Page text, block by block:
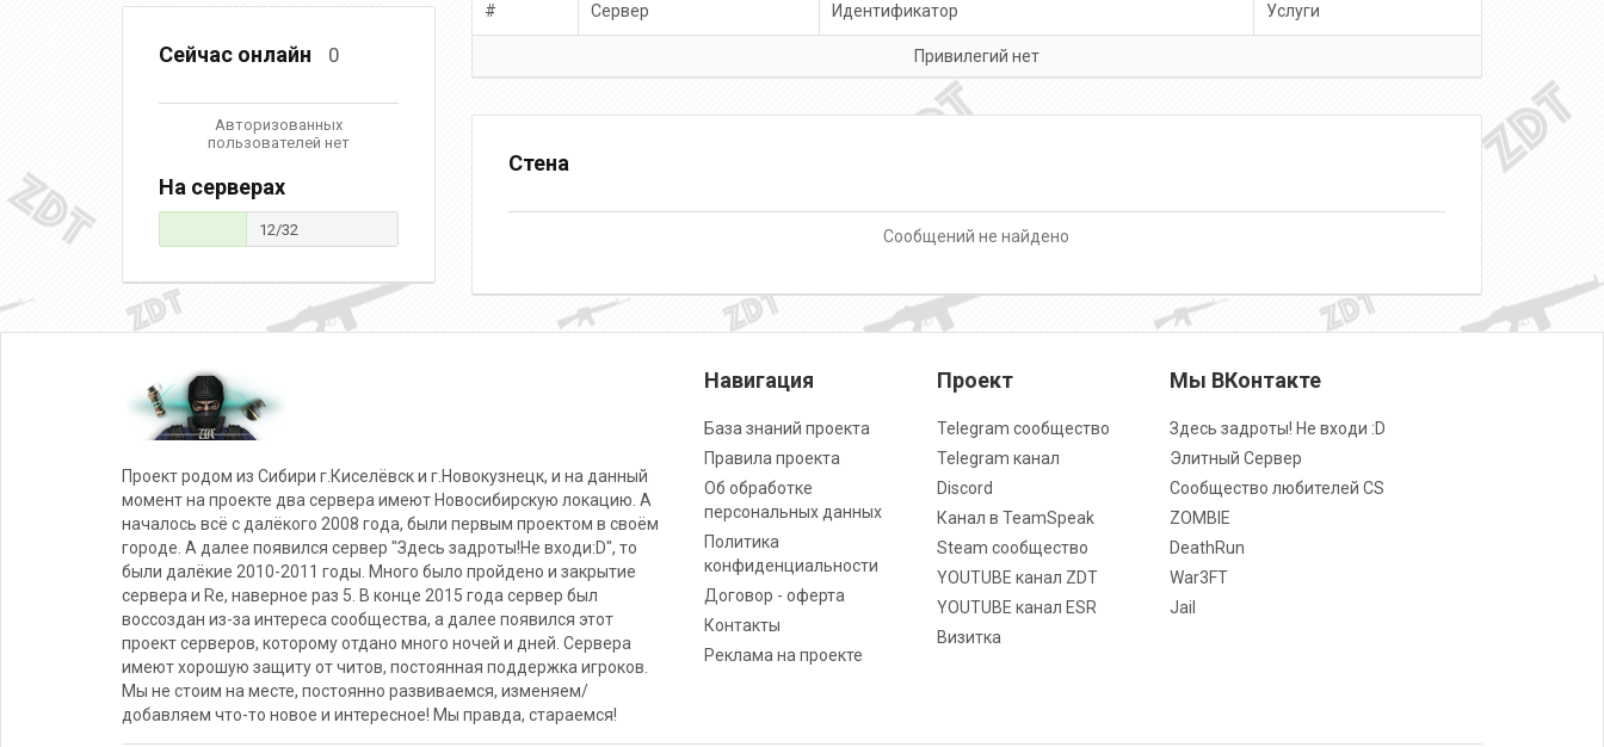
# Сервер Идентификатор Услуги
Привилегий нет
Стена
Сообщений не найдено
Сейчас онлайн 0
Авторизованных
пользователей нет
На серверах
12/32
Проект родом из Сибири г.Киселёвск и г.Новокузнецк, и на данный
момент на проекте два сервера имеют Новосибирскую локацию. А
началось всё с далёкого 2008 года, были первым проектом в своём
городе. А далее появился сервер "Здесь задроты!Не входи:D", то
были далёкие 2010-2011 годы. Много было пройдено и закрытие
сервера и Re, наверное раз 5. В конце 2015 года сервер был
воссоздан из-за интереса сообщества, а далее появился этот
проект серверов, которому отдано много ночей и дней. Сервера
имеют хорошую защиту от читов, постоянная поддержка игроков.
Мы не стоим на месте, постоянно развиваемся, изменяем/
добавляем что-то новое и интересное! Мы правда, стараемся!
Навигация
База знаний проекта
Правила проекта
Об обработке
персональных данных
Политика
конфиденциальности
Договор - оферта
Контакты
Реклама на проекте
Проект
Telegram сообщество
Telegram канал
Discord
Канал в TeamSpeak
Steam сообщество
YOUTUBE канал ZDT
YOUTUBE канал ESR
Визитка
Мы ВКонтакте
Здесь задроты! Не входи :D
Элитный Сервер
Сообщество любителей CS
ZOMBIE
DeathRun
War3FT
Jail